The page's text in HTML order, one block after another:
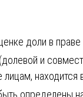
доли в праве
и
находится
определены